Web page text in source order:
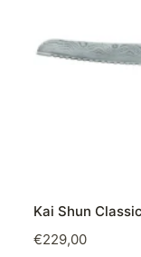
Kai Shun
€229,00